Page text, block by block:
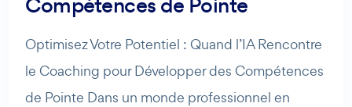
Optimisez Votre Potentiel : Quand l’IA Rencontre
le Coaching pour Développer des Compétences
de Pointe Dans un monde professionnel en